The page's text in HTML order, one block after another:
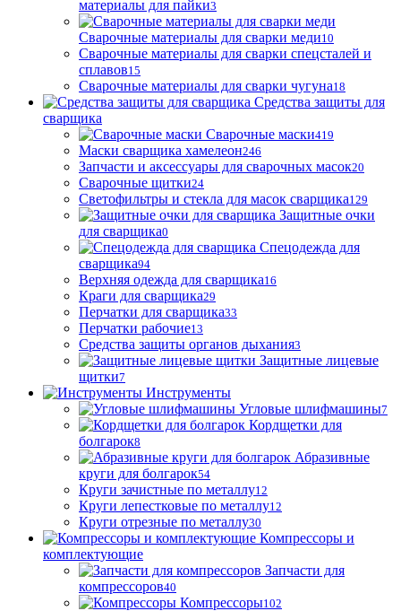
материалы для пайки3
Сварочные материалы для сварки меди10
Сварочные материалы для сварки спецсталей и
сплавов15
Сварочные материалы для сварки чугуна18
Средства защиты для
сварщика
Сварочные маски419
Маски сварщика хамелеон246
Запчасти и аксессуары для сварочных масок20
Сварочные щитки24
Светофильтры и стекла для масок сварщика129
Защитные очки
для сварщика0
Спецодежда для
сварщика94
Верхняя одежда для сварщика16
Краги для сварщика29
Перчатки для сварщика33
Перчатки рабочие13
Средства защиты органов дыхания3
Защитные лицевые
щитки7
Инструменты
Угловые шлифмашины7
Кордщетки для
болгарок8
Абразивные
круги для болгарок54
Круги зачистные по металлу12
Круги лепестковые по металлу12
Круги отрезные по металлу30
Компрессоры и
комплектующие
Запчасти для
компрессоров40
Компрессоры102